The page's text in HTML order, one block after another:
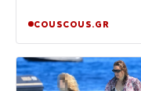
COUSCOUS.GR